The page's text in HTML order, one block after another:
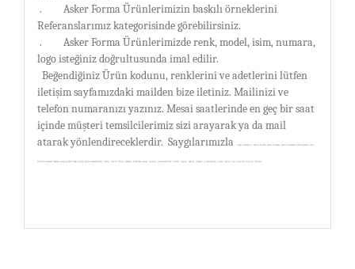
.
Asker Forma Ürünlerimizin baskılı örneklerini
Referanslarımız kategorisinde görebilirsiniz.
.
Asker Forma Ürünlerimizde renk, model, isim, numara,
logo isteğiniz doğrultusunda imal edilir.
Beğendiğiniz Ürün kodunu, renklerini ve adetlerini lütfen
iletişim sayfamızdaki mailden bize iletiniz. Mailinizi ve
telefon numaranızı yazınız. Mesai saatlerinde en geç bir saat
içinde müşteri temsilcilerimiz sizi arayarak ya da mail
atarak yönlendireceklerdir. Saygılarımızla oQQo demspor. Asker forma, asker forması, asker formaları tezkere şafak veda
hatıra formaları imalatı satışı sözleri mektupları şiirler memleketler, tertip, devre, tshirt, imalatı, baskıları satışı, siparişi, jandarma özel, birlik, tugay, askeri, tümen, komutanlığı, kara, deniz, hava, piyade, havacı, denizci,